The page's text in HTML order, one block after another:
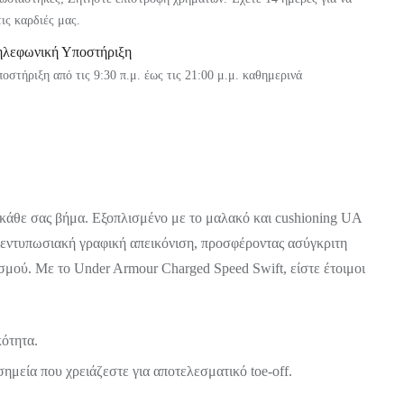
καρδιές μας.
Υποστήριξη
από τις 9:30 π.μ. έως τις 21:00 μ.μ. καθημερινά
σας βήμα. Εξοπλισμένο με το μαλακό και cushioning UA
γραφική απεικόνιση, προσφέροντας ασύγκριτη
Με το Under Armour Charged Speed Swift, είστε έτοιμοι
που χρειάζεστε για αποτελεσματικό toe-off.